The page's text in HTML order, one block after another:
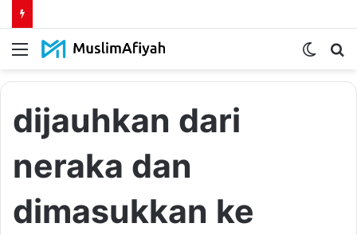
Menu
Switch
dijauhkan dari
neraka dan
dimasukkan ke